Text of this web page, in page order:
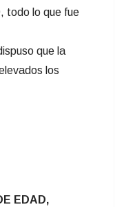
todo lo que fue
que la
los
EDAD,